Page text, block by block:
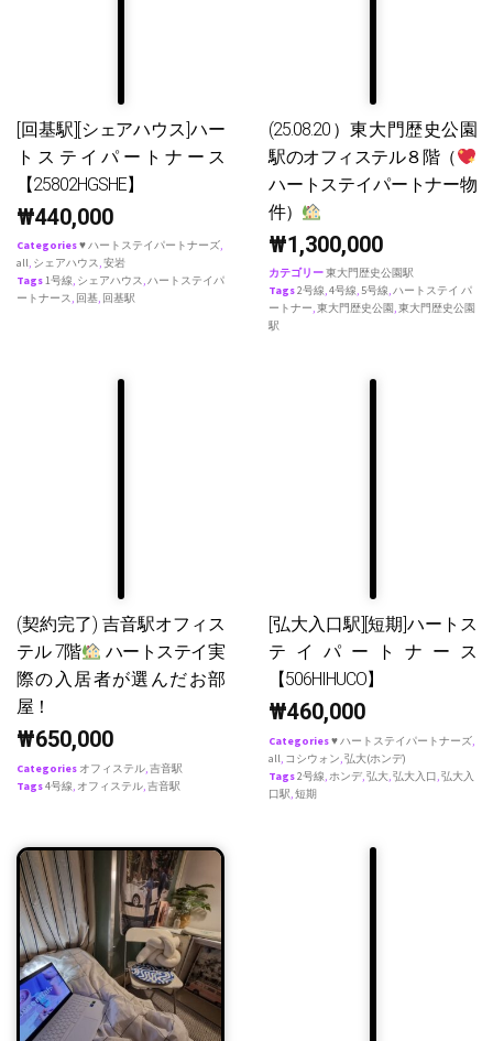
[回基駅][シェアハウス]ハー
トステイパートナース
【25802HGSHE】
₩440,000
Categories♥ ハートステイパートナーズ,
all, シェアハウス,安岩
Tags1号線, シェアハウス,ハートステイパ
ートナース, 回基, 回基駅
(25.08.20）東大門歴史公園
駅のオフィステル８階（
ハートステイパートナー物
件）
₩1,300,000
カテゴリー東大門歴史公園駅
Tags2号線,4号線, 5号線,ハートステイ パ
ートナー,東大門歴史公園 ,東大門歴史公園
駅
(契約完了) 吉音駅オフィス
テル 7階
ハートステイ実
際の入居者が選んだお部
屋！
₩650,000
Categories オフィステル,吉音駅
Tags4号線, オフィステル,吉音駅
[弘大入口駅][短期]ハートス
テイパートナース
【506HIHUCO】
₩460,000
Categories♥ ハートステイパートナーズ,
all, コシウォン,弘大(ホンデ)
Tags2号線,ホンデ,弘大,弘大入口,弘大入
口駅,短期